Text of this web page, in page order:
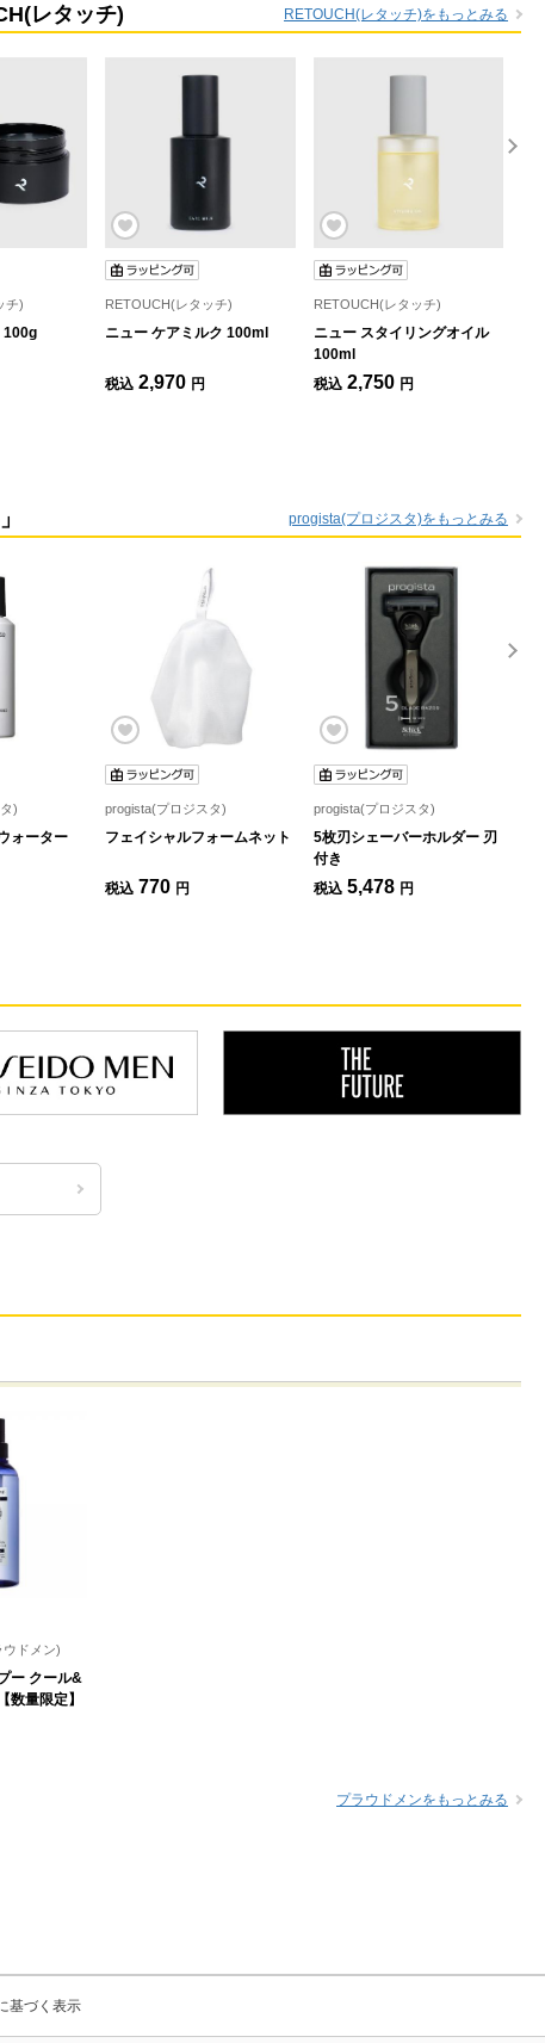
レタッチ) RETOUCH(レタッチ)をもっとみる
チ)
100g
RETOUCH(レタッチ)
ニュー ケアミルク 100ml
税込 2,970 円
RETOUCH(レタッチ)
ニュー スタイリングオイル
100ml
税込 2,750 円
progista(プロジスタ)をもっとみる
)
ォーター
progista(プロジスタ)
フェイシャルフォームネット
税込 770 円
progista(プロジスタ)
5枚刃シェーバーホルダー 刃
付き
税込 5,478 円
ウドメン)
ー クール&
数量限定】
プラウドメンをもっとみる
基づく表示